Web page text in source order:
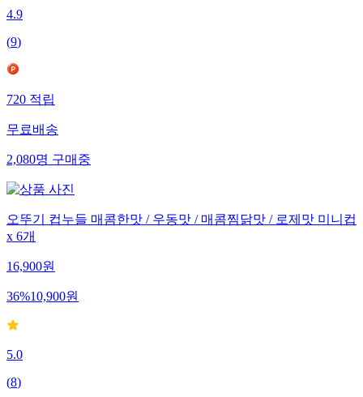
4.9
(9)
720 적립
무료배송
2,080명 구매중
오뚜기 컵누들 매콤한맛 / 우동맛 / 매콤찜닭맛 / 로제맛 미니컵
x 6개
16,900원
36%10,900원
5.0
(8)